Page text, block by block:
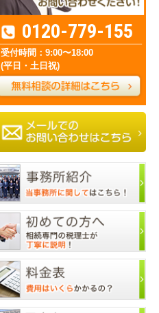
0120-779-155
受付時間：9:00〜18:00
(平日・土日祝)